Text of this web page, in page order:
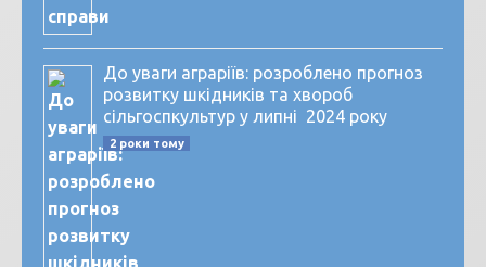
До уваги аграріїв: розроблено прогноз
розвитку шкідників та хвороб
сільгоспкультур у липні 2024 року
2 роки тому